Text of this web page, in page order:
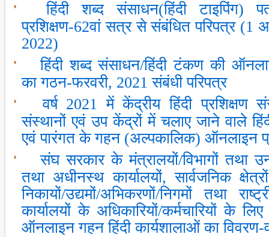
हिंदी शब्‍द संसाधन(हिंदी टाइपिंग)
प्रशिक्षण-62वां सत्र से संबंधित परिपत्र (1
2022)
हिंदी शब्‍द संसाधन/हिंदी टंकण की
का गठन-फरवरी, 2021 संबंधी परिपत्र
वर्ष 2021 में केंद्रीय हिंदी प्रशिक्षण
संस्‍थानों एवं उप केंद्रों में चलाए जाने वाले
एवं पारंगत के गहन (अल्‍पकालिक) ऑनलाइन
संघ सरकार के मंत्रालयों/विभागों तथा
तथा अधीनस्‍थ कार्यालयों, सार्वजनिक
निकायों/उद्यमों/अभिकरणों/निगमों तथा
कार्यालयों के अधिकारियों/कर्मचारियों के
ऑनलाइन गहन हिंदी कार्यशालाओं का विवरण-